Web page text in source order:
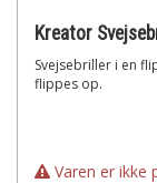
Kreator
Svejsebriller i en
flippes op.
Varen er ikke